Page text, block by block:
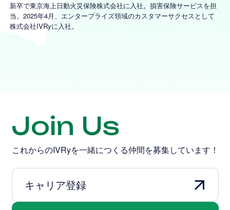
新卒で東京海上日動火災保険株式会社に入社。損害保険サービスを担
当。2025年4月、エンタープライズ領域のカスタマーサクセスとして
株式会社IVRyに入社。
Join Us
これからのIVRyを一緒につくる仲間を募集しています！
キャリア登録